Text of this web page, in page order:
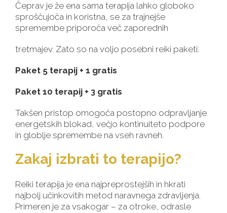
Čeprav je že ena sama terapija lahko globoko
sproščujoča in koristna, se za trajnejše
spremembe priporoča več zaporednih
tretmajev. Zato so na voljo posebni reiki paketi:
Paket 5 terapij + 1 gratis
Paket 10 terapij + 3 gratis
Takšen pristop omogoča postopno odpravljanje
energetskih blokad, večjo kontinuiteto podpore
in globlje spremembe na vseh ravneh.
Zakaj izbrati to terapijo?
Reiki terapija je ena najpreprostejših in hkrati
najbolj učinkovitih metod naravnega zdravljenja.
Primeren je za vsakogar – za otroke, odrasle